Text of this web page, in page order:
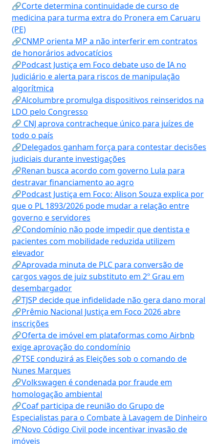
🔗Corte determina continuidade de curso de
medicina para turma extra do Pronera em Caruaru
(PE)
🔗CNMP orienta MP a não interferir em contratos
de honorários advocatícios
🔗Podcast Justiça em Foco debate uso de IA no
Judiciário e alerta para riscos de manipulação
algorítmica
🔗Alcolumbre promulga dispositivos reinseridos na
LDO pelo Congresso
🔗 CNJ aprova contracheque único para juízes de
todo o país
🔗Delegados ganham força para contestar decisões
judiciais durante investigações
🔗Renan busca acordo com governo Lula para
destravar financiamento ao agro
🔗Podcast Justiça em Foco: Alison Souza explica por
que o PL 1893/2026 pode mudar a relação entre
governo e servidores
🔗Condomínio não pode impedir que dentista e
pacientes com mobilidade reduzida utilizem
elevador
🔗Aprovada minuta de PLC para conversão de
cargos vagos de juiz substituto em 2º Grau em
desembargador
🔗TJSP decide que infidelidade não gera dano moral
🔗Prêmio Nacional Justiça em Foco 2026 abre
inscrições
🔗Oferta de imóvel em plataformas como Airbnb
exige aprovação do condomínio
🔗TSE conduzirá as Eleições sob o comando de
Nunes Marques
🔗Volkswagen é condenada por fraude em
homologação ambiental
🔗Coaf participa de reunião do Grupo de
Especialistas para o Combate à Lavagem de Dinheiro
🔗Novo Código Civil pode incentivar invasão de
imóveis